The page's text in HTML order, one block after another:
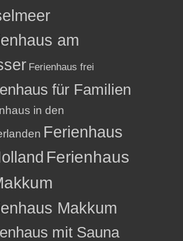
am
Ferienhaus frei
für Familien
in den
Ferienhaus
Ferienhaus
Makkum
mit Sauna